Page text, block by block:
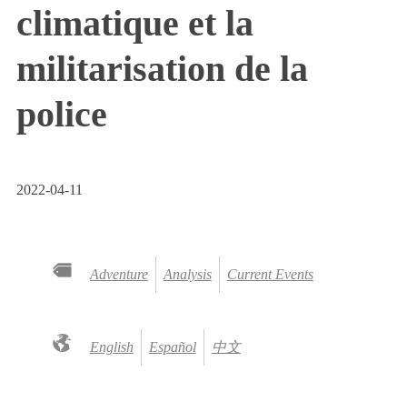
climatique et la
militarisation de la
police
2022-04-11
Adventure Analysis Current Events
English Español 中文